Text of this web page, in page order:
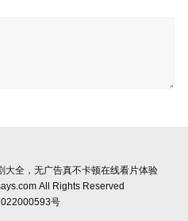
大全，无广告真不卡顿在线看片体验
All Rights Reserved
号